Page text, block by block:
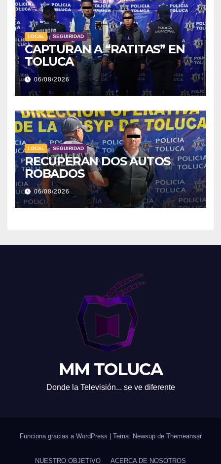
LOCAL SEGUIRIDAD
CAPTURAN A “RATITAS” EN
TOLUCA
06/08/2026
LOCAL SEGUIRIDAD
RECUPERAN DOS AUTOS
ROBADOS
06/08/2026
MM TOLUCA
Donde la Televisión... se ve diferente
Funciona gracias a WordPress Tema: Newsup de Themeansar
NUESTRO OBJETIVO ACERCA DE NOSOTROS